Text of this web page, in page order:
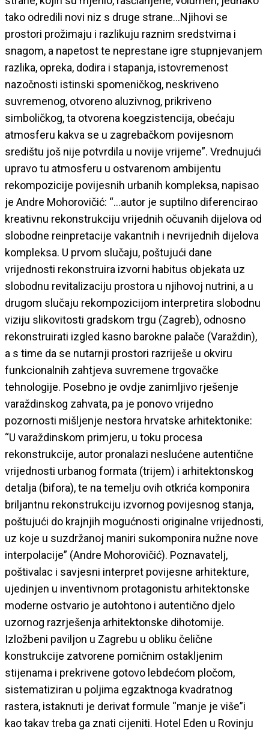
tako odredili novi niz s druge strane…Njihovi se
prostori prožimaju i razlikuju raznim sredstvima i
snagom, a napetost te neprestane igre stupnjevanjem
razlika, opreka, dodira i stapanja, istovremenost
nazočnosti istinski spomeničkog, neskriveno
suvremenog, otvoreno aluzivnog, prikriveno
simboličkog, ta otvorena koegzistencija, obećaju
atmosferu kakva se u zagrebačkom povijesnom
središtu još nije potvrdila u novije vrijeme”. Vrednujući
upravo tu atmosferu u ostvarenom ambijentu
rekompozicije povijesnih urbanih kompleksa, napisao
je Andre Mohorovičić: “…autor je suptilno diferencirao
kreativnu rekonstrukciju vrijednih očuvanih dijelova od
slobodne reinpretacije vakantnih i nevrijednih dijelova
kompleksa. U prvom slučaju, poštujući dane
vrijednosti rekonstruira izvorni habitus objekata uz
slobodnu revitalizaciju prostora u njihovoj nutrini, a u
drugom slučaju rekompozicijom interpretira slobodnu
viziju slikovitosti gradskom trgu (Zagreb), odnosno
rekonstruirati izgled kasno barokne palače (Varaždin),
a s time da se nutarnji prostori razriješe u okviru
funkcionalnih zahtjeva suvremene trgovačke
tehnologije. Posebno je ovdje zanimljivo rješenje
varaždinskog zahvata, pa je ponovo vrijedno
pozornosti mišljenje nestora hrvatske arhitektonike:
“U varaždinskom primjeru, u toku procesa
rekonstrukcije, autor pronalazi neslućene autentične
vrijednosti urbanog formata (trijem) i arhitektonskog
detalja (bifora), te na temelju ovih otkrića komponira
briljantnu rekonstrukciju izvornog povijesnog stanja,
poštujući do krajnjih mogućnosti originalne vrijednosti,
uz koje u suzdržanoj maniri sukomponira nužne nove
interpolacije” (Andre Mohorovičić). Poznavatelj,
poštivalac i savjesni interpret povijesne arhitekture,
ujedinjen u inventivnom protagonistu arhitektonske
moderne ostvario je autohtono i autentično djelo
uzornog razrješenja arhitektonske dihotomije.
Izložbeni paviljon u Zagrebu u obliku čelične
konstrukcije zatvorene pomičnim ostakljenim
stijenama i prekrivene gotovo lebdećom pločom,
sistematiziran u poljima egzaktnoga kvadratnog
rastera, istaknuti je derivat formule “manje je više”i
kao takav treba ga znati cijeniti. Hotel Eden u Rovinju